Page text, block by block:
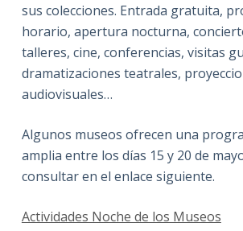
sus colecciones. Entrada gratuita,
horario, apertura nocturna,
talleres, cine, conferencias, visitas
dramatizaciones teatrales,
audiovisuales…
Algunos museos ofrecen una
amplia entre los días 15 y 20 de
consultar en el enlace siguiente.
Actividades Noche de los Museos